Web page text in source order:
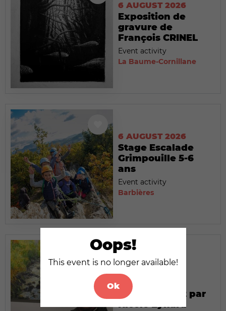
Oops!
This event is no longer available!
Ok
6 AUGUST 2026
Exposition de
gravure de
François CRINEL
Event activity
La Baume-Cornillane
6 AUGUST 2026
Stage Escalade
Grimpouille 5-6
ans
Event activity
Barbières
6 AUGUST 2026
Exposition :
Hommage à
Claude Monet par
Nicole Eynard